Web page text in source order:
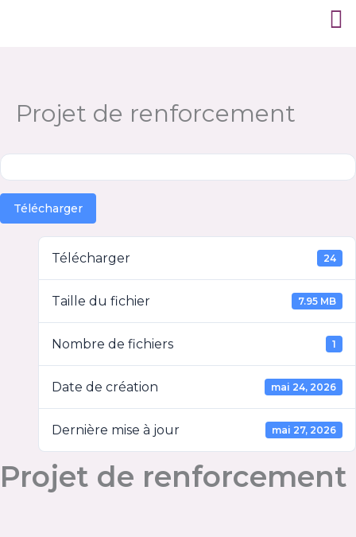
Projet de renforcement
Télécharger
Télécharger 24
Taille du fichier 7.95 MB
Nombre de fichiers 1
Date de création mai 24, 2026
Dernière mise à jour mai 27, 2026
Projet de renforcement